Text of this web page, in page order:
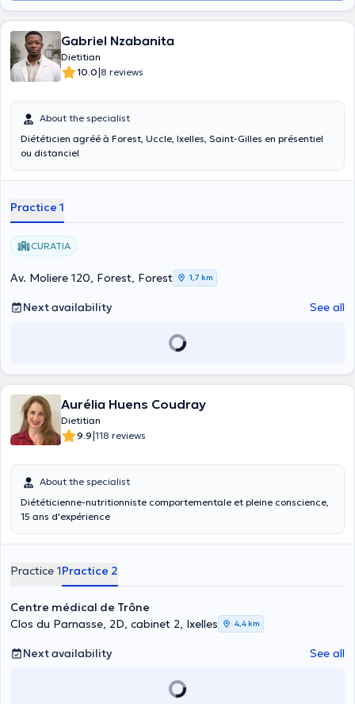
Gabriel Nzabanita
Dietitian
10.0|8 reviews
About the specialist
Diététicien agréé à Forest, Uccle, Ixelles, Saint-Gilles en présentiel
ou distanciel
Practice 1
CURATIA
Av. Moliere 120, Forest, Forest 1,7 km
Next availability See all
Aurélia Huens Coudray
Dietitian
9.9|118 reviews
About the specialist
Diététicienne-nutritionniste comportementale et pleine conscience,
15 ans d'expérience
Practice 1Practice 2
Centre médical de Trône
Clos du Parnasse, 2D, cabinet 2, Ixelles
4,4 km
Next availability See all